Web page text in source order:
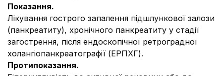
Показання.
Лікування гострого запалення підшлункової залози
(панкреатиту), хронічного панкреатиту у стадії
загострення, після ендоскопічної ретроградної
холангіопанкреатографії (ЕРПХГ).
Протипоказання.